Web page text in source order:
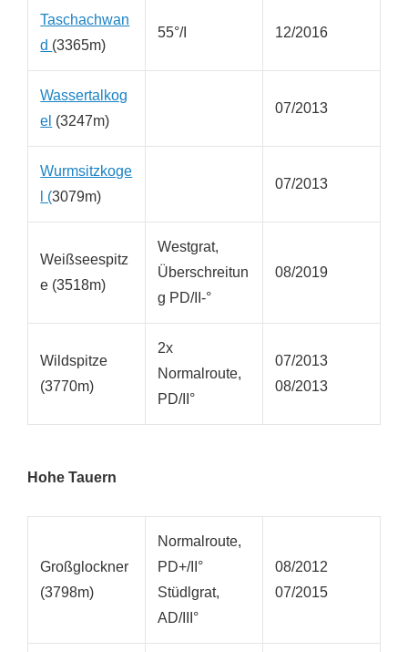
Taschachwan
d (3365m)
55°/I 12/2016
Wassertalkog
el (3247m)
07/2013
Wurmsitzkoge
l (3079m)
07/2013
Weißseespitz
e (3518m)
Westgrat,
Überschreitun
g PD/II-°
08/2019
Wildspitze
(3770m)
2x
Normalroute,
PD/II°
07/2013
08/2013
Hohe Tauern
Großglockner
(3798m)
Normalroute,
PD+/II°
Stüdlgrat,
AD/III°
08/2012
07/2015